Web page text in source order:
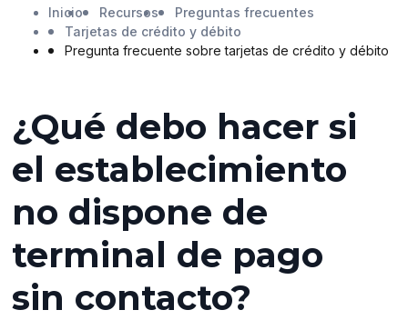
Inicio Recursos
Preguntas frecuentes
Tarjetas de crédito y débito
Pregunta frecuente sobre tarjetas de crédito y débito
¿Qué debo hacer si
el establecimiento
no dispone de
terminal de pago
sin contacto?